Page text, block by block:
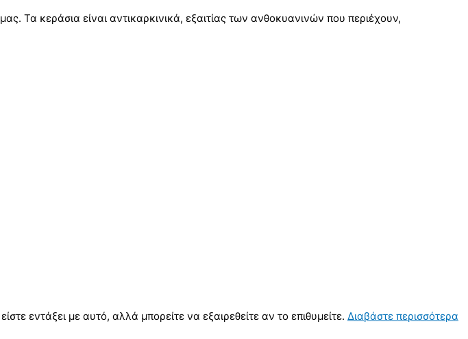
Τα κεράσια είναι αντικαρκινικά, εξαιτίας των ανθοκυανινών που περιέχουν,
εντάξει με αυτό, αλλά μπορείτε να εξαιρεθείτε αν το επιθυμείτε. Διαβάστε περισσότερα